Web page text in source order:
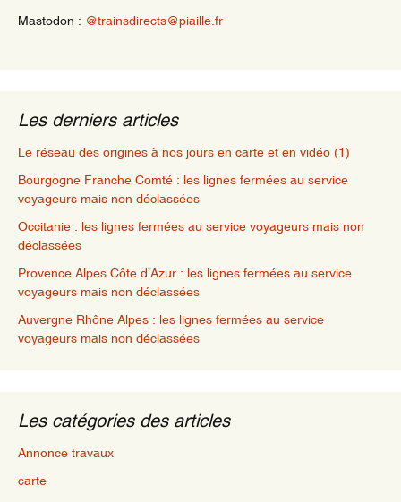
Mastodon : @trainsdirects@piaille.fr
Les derniers articles
Le réseau des origines à nos jours en carte et en vidéo (1)
Bourgogne Franche Comté : les lignes fermées au service
voyageurs mais non déclassées
Occitanie : les lignes fermées au service voyageurs mais non
déclassées
Provence Alpes Côte d’Azur : les lignes fermées au service
voyageurs mais non déclassées
Auvergne Rhône Alpes : les lignes fermées au service
voyageurs mais non déclassées
Les catégories des articles
Annonce travaux
carte